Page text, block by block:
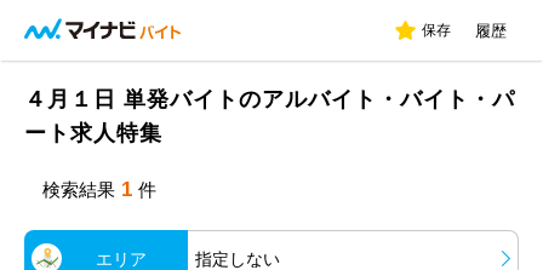
保存 履歴
４月１日 単発バイトのアルバイト・バイト・パ
ート求人特集
検索結果 1 件
エリア 指定しない